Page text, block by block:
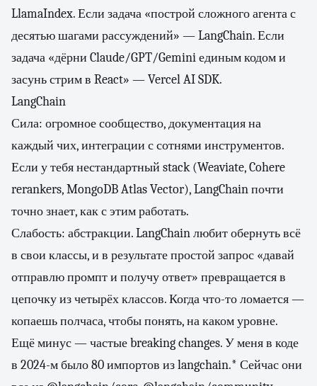
LlamaIndex. Если задача «построй сложного агента с
десятью шагами рассуждений» — LangChain. Если
задача «дёрни Claude/GPT/Gemini единым кодом и
засунь стрим в React» — Vercel AI SDK.
LangChain
Сила: огромное сообщество, документация на
каждый чих, интеграции с сотнями инструментов.
Если у тебя нестандартный stack (Weaviate, Cohere
rerankers, MongoDB Atlas Vector), LangChain почти
точно знает, как с этим работать.
Слабость: абстракции. LangChain любит обернуть всё
в свои классы, и в результате простой запрос «давай
отправлю промпт и получу ответ» превращается в
цепочку из четырёх классов. Когда что-то ломается —
копаешь полчаса, чтобы понять, на каком уровне.
Ещё минус — частые breaking changes. У меня в коде
в 2024-м было 80 импортов из langchain.* Сейчас они